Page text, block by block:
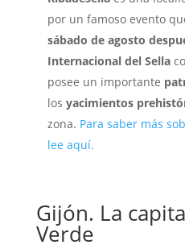
por un famoso evento
sábado de agosto
Internacional del Sella
posee un importante
los yacimientos
zona. Para saber más
lee aquí.
Gijón. La
Verde